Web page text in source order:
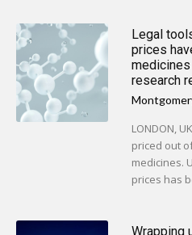
Legal
prices
research
LONDON,
priced out
medicines.
prices has
Wrapping